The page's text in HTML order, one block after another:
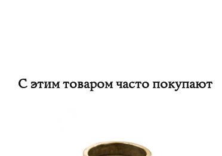
С этим товаром часто покупают